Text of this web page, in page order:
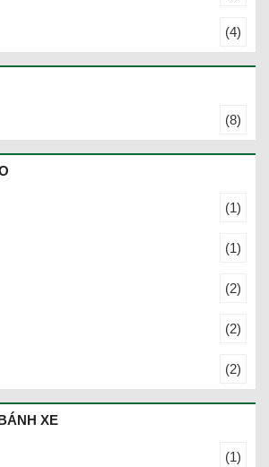
(4)
(8)
(1)
(1)
(2)
(2)
(2)
XE
(1)